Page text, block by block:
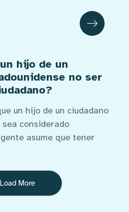
hijo de un
no ser
un hijo de un ciudadano
considerado
asume que tener
Load More